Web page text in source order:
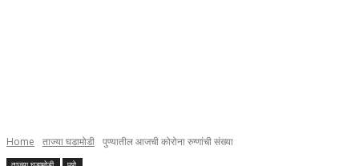
Home ताज्या घडामोडी पुण्यातील आजची कोरोना रुग्णांची संख्या